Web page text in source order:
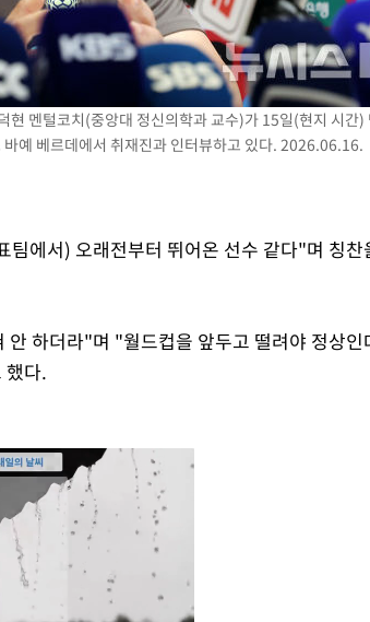
멘털코치(중앙대 정신의학과 교수)가 15일(현지 시간)
예 베르데에서 취재진과 인터뷰하고 있다. 2026.06.16.
에서) 오래전부터 뛰어온 선수 같다"며 칭찬
하더라"며 "월드컵을 앞두고 떨려야 정상인
했다.